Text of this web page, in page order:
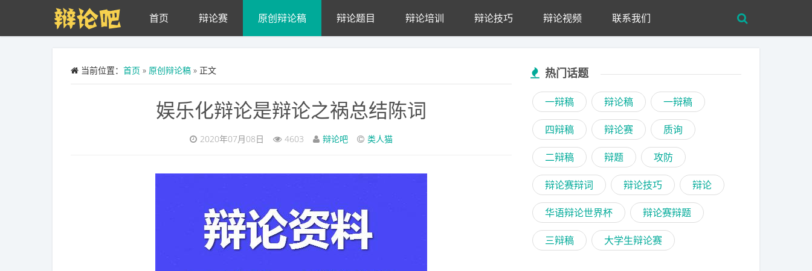
Skip to main content
首页 辩论赛 原创辩论稿 辩论题目 辩论培训 辩论技巧 辩论视频 联系我们
当前位置： 首页 » 原创辩论稿 » 正文
娱乐化辩论是辩论之祸总结陈词
2020年07月08日 4603 辩论吧 类人猫
热门话题
一辩稿 辩论稿 一辩稿
四辩稿 辩论赛 质询
二辩稿 辩题 攻防
辩论赛辩词 辩论技巧 辩论
华语辩论世界杯 辩论赛辩题
三辩稿 大学生辩论赛